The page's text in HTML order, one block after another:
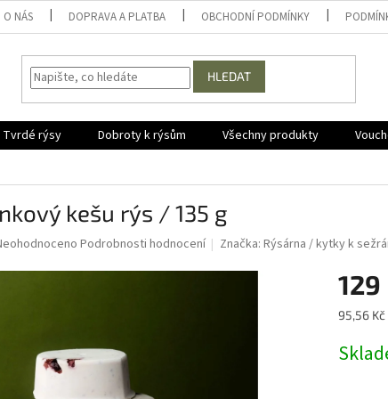
O NÁS DOPRAVA A PLATBA OBCHODNÍ PODMÍNKY
HLEDAT
Tvrdé rýsy Dobroty k rýsům Všechny produkty
kešu rýs / 135 g
hvězdiček.
Podrobnosti hodnocení Značka:Rýsárna / kytky k
129
Měrná
95,56